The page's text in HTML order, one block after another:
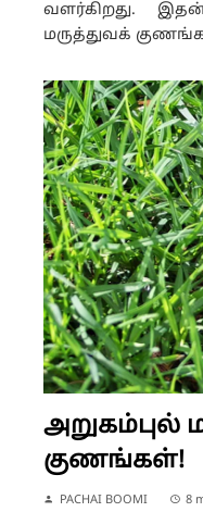
வளர்கிறது.
மருத்துவக்
அறுகம்புல்
குணங்கள்!
PACHAI BOOMI 8